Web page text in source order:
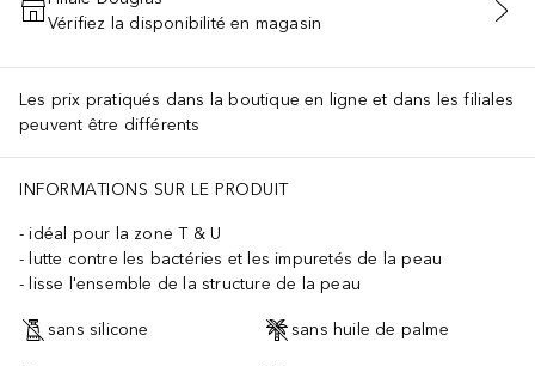
AJOUTER AU PANIER
Vérifiez la disponibilité en magasin
Les prix pratiqués dans la boutique en ligne et dans les filiales
peuvent être différents
INFORMATIONS SUR LE PRODUIT
idéal pour la zone T & U
lutte contre les bactéries et les impuretés de la peau
lisse l'ensemble de la structure de la peau
sans silicone sans huile de palme